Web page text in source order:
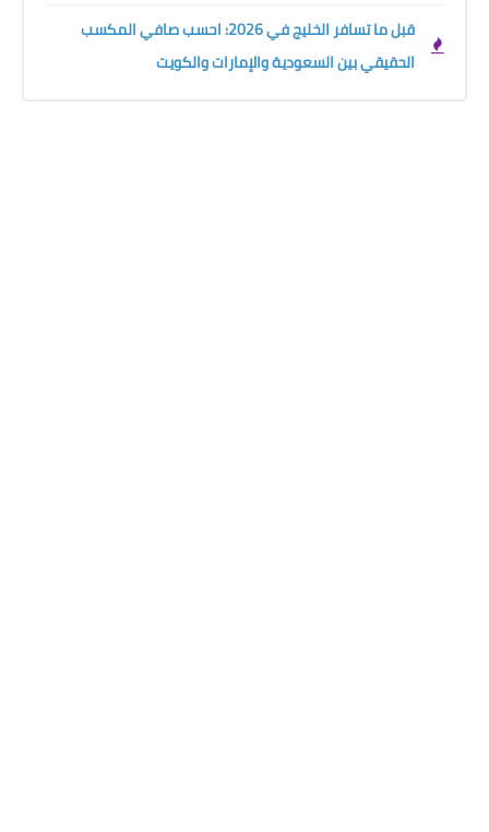
قبل ما تسافر الخليج في 2026: احسب صافي المكسب
الحقيقي بين السعودية والإمارات والكويت